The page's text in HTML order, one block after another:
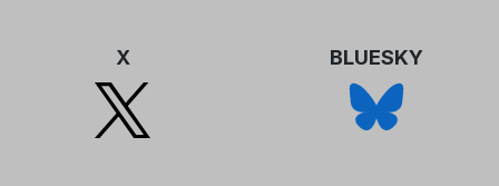
X BLUESKY